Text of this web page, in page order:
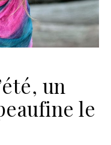
un
le